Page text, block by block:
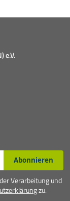
e.V.
Abonnieren
Verarbeitung und
zu.